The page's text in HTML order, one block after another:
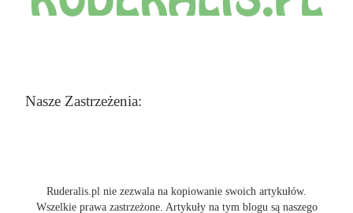
Nasze Zastrzeżenia:
Ruderalis.pl nie zezwala na kopiowanie swoich artykułów.
Wszelkie prawa zastrzeżone. Artykuły na tym blogu są naszego